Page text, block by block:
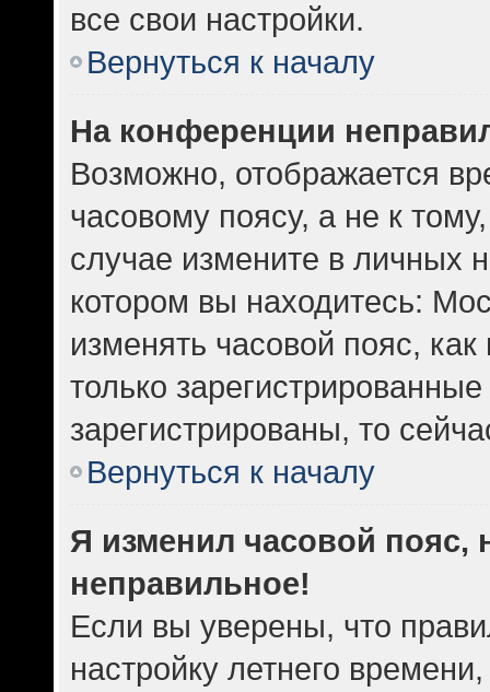
все свои настройки.
Вернуться к началу
На конференции
Возможно, отображается
часовому поясу, а не к
случае измените в личных
котором вы находитесь:
изменять часовой пояс,
только
зарегистрированы, то
Вернуться к началу
Я изменил часовой пояс,
неправильное!
Если вы уверены, что
настройку летнего